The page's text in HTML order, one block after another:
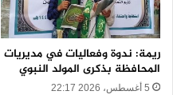
ريمة: ندوة وفعاليات في مديريات
المحافظة بذكرى المولد النبوي
5 أغسطس، 2026 22:17